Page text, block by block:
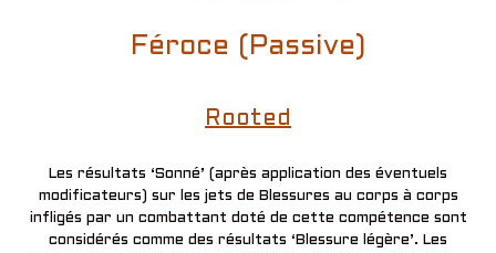
Féroce (Passive)
Rooted
Les résultats ‘Sonné’ (après application des éventuels
modificateurs) sur les jets de Blessures au corps à corps
infligés par un combattant doté de cette compétence sont
considérés comme des résultats ‘Blessure légère’. Les